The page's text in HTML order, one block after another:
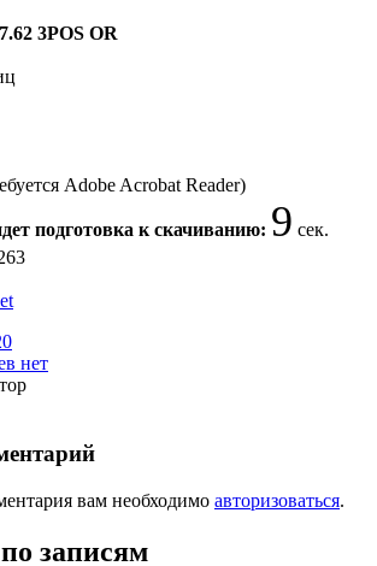
3POS OR
Adobe Acrobat Reader)
подготовка к скачиванию: 9 сек.
нет
вам необходимо авторизоваться.
записям